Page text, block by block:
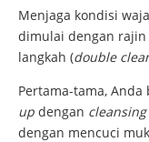
Menjaga kondisi
dimulai dengan
langkah (double
Pertama-tama,
up dengan
dengan mencuci